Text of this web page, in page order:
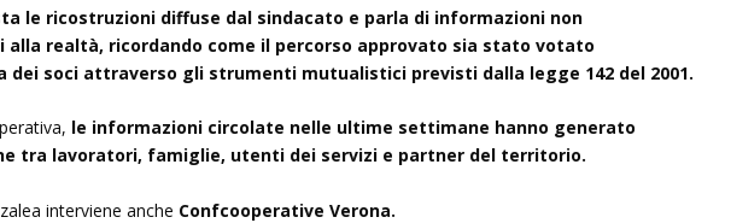
le ricostruzioni diffuse dal sindacato e parla di informazioni non
alla realtà, ricordando come il percorso approvato sia stato votato
dei soci attraverso gli strumenti mutualistici previsti dalla legge 142 del 2001.
le informazioni circolate nelle ultime settimane hanno generato
tra lavoratori, famiglie, utenti dei servizi e partner del territorio.
interviene anche Confcooperative Verona.